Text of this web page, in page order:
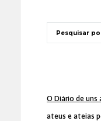
O Diário de uns
ateus e ateias